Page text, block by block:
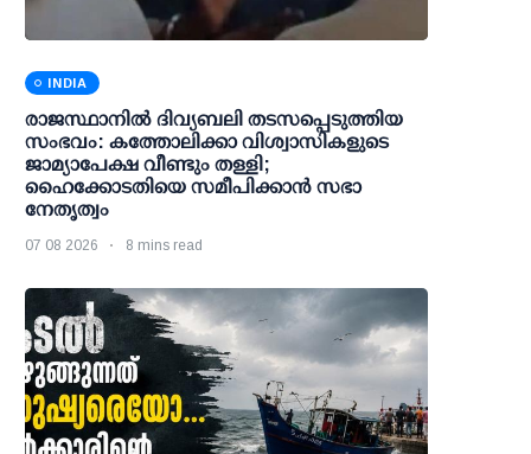
INDIA
രാജസ്ഥാനിൽ ദിവ്യബലി തടസപ്പെടുത്തിയ
സംഭവം: കത്തോലിക്കാ വിശ്വാസികളുടെ
ജാമ്യാപേക്ഷ വീണ്ടും തള്ളി;
ഹൈക്കോടതിയെ സമീപിക്കാൻ സഭാ
നേതൃത്വം
07 08 2026 8 mins read